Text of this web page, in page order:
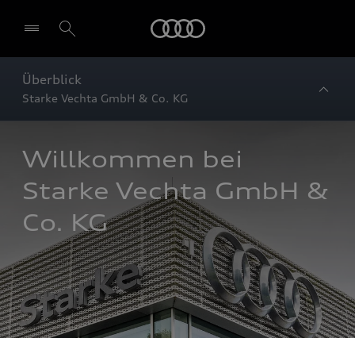
Überblick
Starke Vechta GmbH & Co. KG
Willkommen bei
Starke Vechta GmbH &
Co. KG